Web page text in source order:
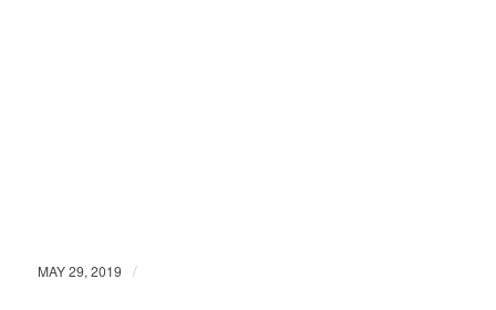
MAY 29, 2019 /